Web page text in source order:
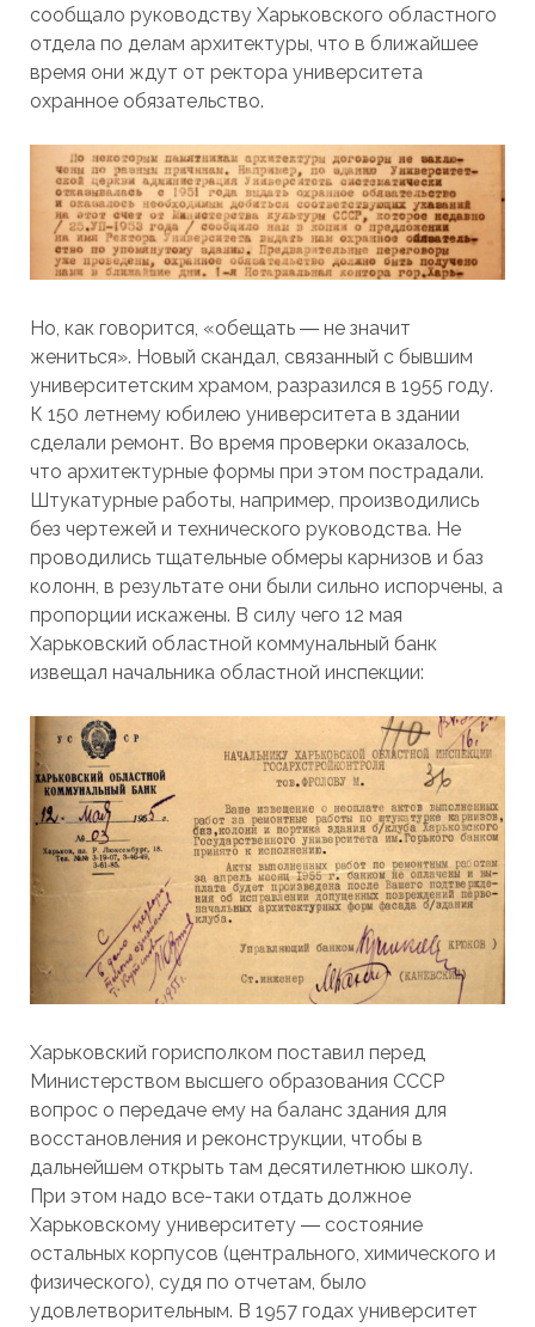
сообщало руководству Харьковского областного
отдела по делам архитектуры, что в ближайшее
время они ждут от ректора университета
охранное обязательство.
Но, как говорится, «обещать ― не значит
жениться». Новый скандал, связанный с бывшим
университетским храмом, разразился в 1955 году.
К 150 летнему юбилею университета в здании
сделали ремонт. Во время проверки оказалось,
что архитектурные формы при этом пострадали.
Штукатурные работы, например, производились
без чертежей и технического руководства. Не
проводились тщательные обмеры карнизов и баз
колонн, в результате они были сильно испорчены, а
пропорции искажены. В силу чего 12 мая
Харьковский областной коммунальный банк
извещал начальника областной инспекции:
Харьковский горисполком поставил перед
Министерством высшего образования СССР
вопрос о передаче ему на баланс здания для
восстановления и реконструкции, чтобы в
дальнейшем открыть там десятилетнюю школу.
При этом надо все-таки отдать должное
Харьковскому университету ― состояние
остальных корпусов (центрального, химического и
физического), судя по отчетам, было
удовлетворительным. В 1957 годах университет